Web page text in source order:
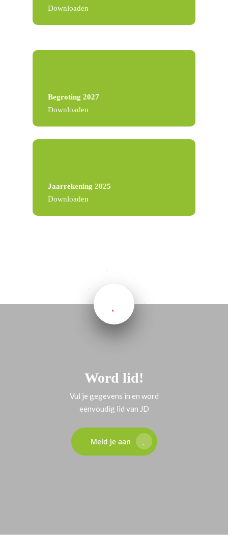
Downloaden
Begroting 2027
Downloaden
Jaarrekening 2025
Downloaden
Word lid!
Vul je gegevens in en word
eenvoudig lid van JD
Meld je aan